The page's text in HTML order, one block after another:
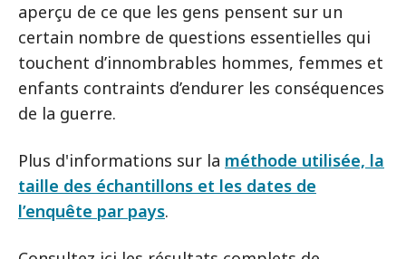
aperçu de ce que les gens pensent sur un
certain nombre de questions essentielles qui
touchent d’innombrables hommes, femmes et
enfants contraints d’endurer les conséquences
de la guerre.
Plus d'informations sur la méthode utilisée, la
taille des échantillons et les dates de
l’enquête par pays.